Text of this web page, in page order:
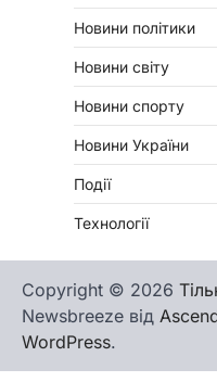
Новини політики
Новини світу
Новини спорту
Новини України
Події
Технології
Copyright © 2026
Newsbreeze від
WordPress.